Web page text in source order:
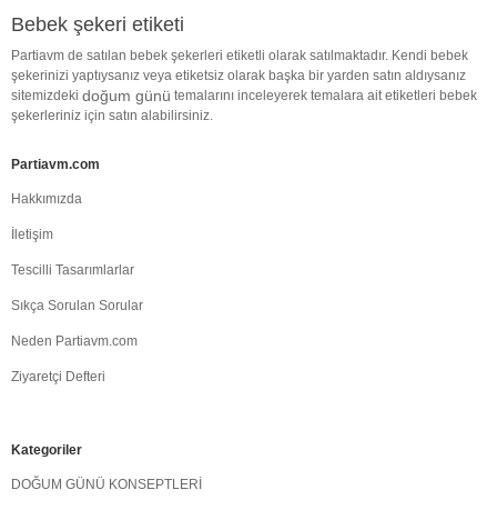
Bebek şekeri etiketi
Partiavm de satılan bebek şekerleri etiketli olarak satılmaktadır. Kendi bebek
şekerinizi yaptıysanız veya etiketsiz olarak başka bir yarden satın aldıysanız
sitemizdeki doğum günü temalarını inceleyerek temalara ait etiketleri bebek
şekerleriniz için satın alabilirsiniz.
Partiavm.com
Hakkımızda
İletişim
Tescilli Tasarımlarlar
Sıkça Sorulan Sorular
Neden Partiavm.com
Ziyaretçi Defteri
Kategoriler
DOĞUM GÜNÜ KONSEPTLERİ